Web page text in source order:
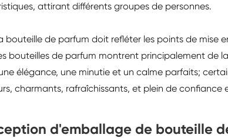
attirant différents groupes de personnes.
bouteille de parfum doit refléter les points de mise
bouteilles de parfum montrent principalement de
élégance, une minutie et un calme parfaits;
charmants, rafraîchissants, et plein de confiance
d'emballage de bouteille